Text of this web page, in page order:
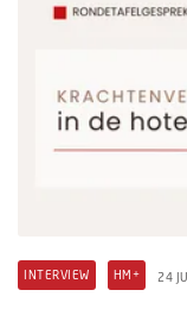
INTERVIEW HM+ 24